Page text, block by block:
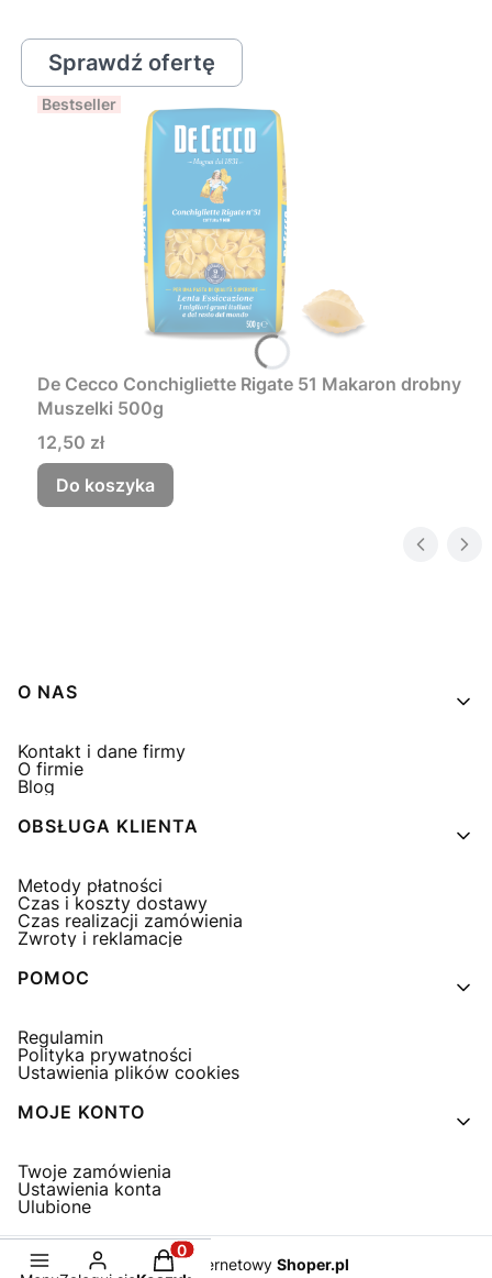
Sprawdź ofertę
Bestseller
De Cecco Conchigliette Rigate 51 Makaron drobny
Muszelki 500g
Cena
12,50 zł
Do koszyka
Linki w stopce
O NAS
Kontakt i dane firmy
O firmie
Blog
OBSŁUGA KLIENTA
Metody płatności
Czas i koszty dostawy
Czas realizacji zamówienia
Zwroty i reklamacje
POMOC
Regulamin
Polityka prywatności
Ustawienia plików cookies
MOJE KONTO
Twoje zamówienia
Ustawienia konta
Ulubione
Sklep internetowy Shoper.pl
Produkty w koszyku: 0. Zobacz